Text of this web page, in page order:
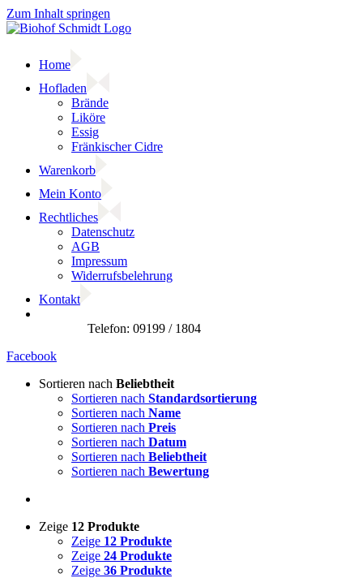
Zum Inhalt springen
Home
Hofladen
Brände
Liköre
Essig
Fränkischer Cidre
Warenkorb
Mein Konto
Rechtliches
Datenschutz
AGB
Impressum
Widerrufsbelehrung
Kontakt
Facebook
Sortieren nach Beliebtheit
Sortieren nach Standardsortierung
Sortieren nach Name
Sortieren nach Preis
Sortieren nach Datum
Sortieren nach Beliebtheit
Sortieren nach Bewertung
Zeige 12 Produkte
Zeige 12 Produkte
Zeige 24 Produkte
Zeige 36 Produkte